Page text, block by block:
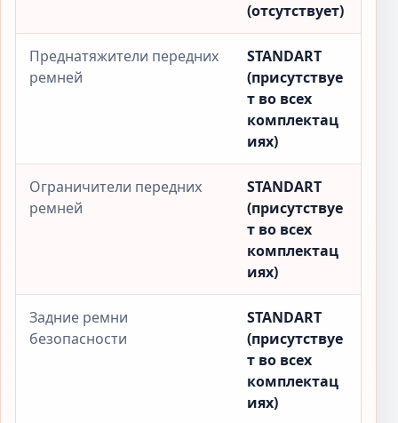
(отсутствует)
Преднатяжители передних
ремней
STANDART
(присутствуе
т во всех
комплектац
иях)
Ограничители передних
ремней
STANDART
(присутствуе
т во всех
комплектац
иях)
Задние ремни
безопасности
STANDART
(присутствуе
т во всех
комплектац
иях)